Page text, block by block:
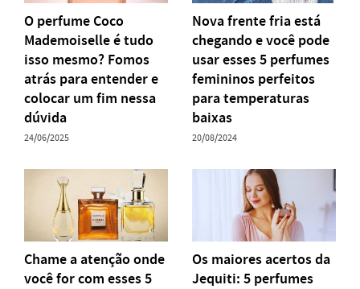
O perfume Coco
Mademoiselle é tudo
isso mesmo? Fomos
atrás para entender e
colocar um fim nessa
dúvida
24/06/2025
Nova frente fria está
chegando e você pode
usar esses 5 perfumes
femininos perfeitos
para temperaturas
baixas
20/08/2024
Chame a atenção onde
você for com esses 5
Os maiores acertos da
Jequiti: 5 perfumes